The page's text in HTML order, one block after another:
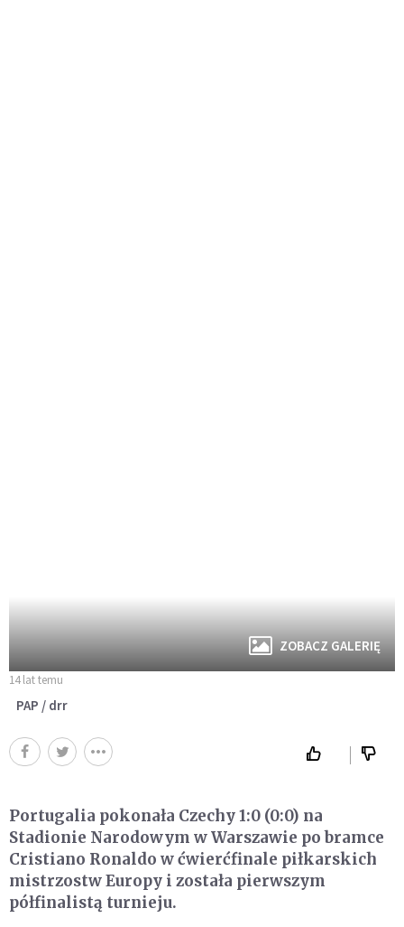
ZOBACZ GALERIĘ
14 lat temu
PAP / drr
Portugalia pokonała Czechy 1:0 (0:0) na
Stadionie Narodowym w Warszawie po bramce
Cristiano Ronaldo w ćwierćfinale piłkarskich
mistrzostw Europy i została pierwszym
półfinalistą turnieju.